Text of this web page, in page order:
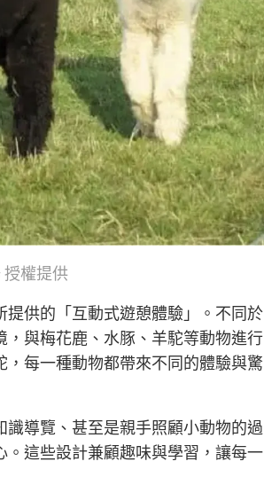
權提供
供的「互動式遊憩體驗」。不同於
與梅花鹿、水豚、羊駝等動物進行
每一種動物都帶來不同的體驗與驚
導覽、甚至是親手照顧小動物的過
這些設計兼顧趣味與學習，讓每一